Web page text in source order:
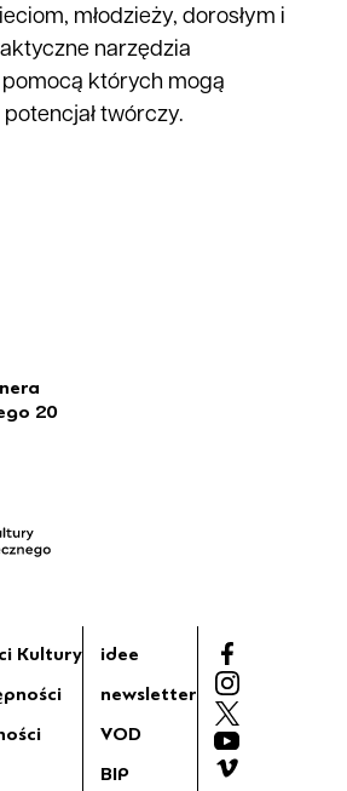
młodzieży, dorosłym i
narzędzia
których mogą
twórczy.
20
Kultury
idee
newsletter
VOD
BIP